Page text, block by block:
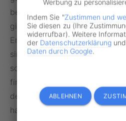
bereits ebenfalls gebaut. Im
gibt es bereits seit 2017 eine
Erhöhung, auf der
sind. Im niederländischen
schwebender Kreisverkehr für
finden. Ein ähnliches
der „Tangentialen Verbindung
handelt es sich um einen
Werbung zu
Indem Sie "Zustimmen und
Sie diesen zu (Ihre
widerrufbar). Weitere
der Datenschutzerklärung und
Daten durch Google.
ABLEHNEN